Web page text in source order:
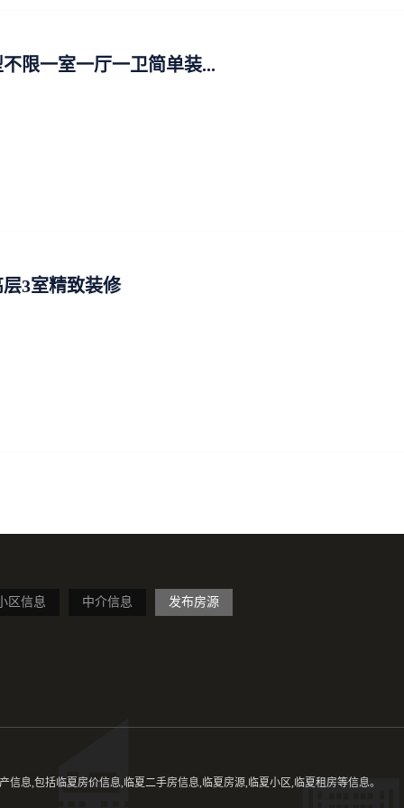
限一室一厅一卫简单装...
3室精致装修
区信息 中介信息 发布房源
息,包括临夏房价信息,临夏二手房信息,临夏房源,临夏小区,临夏租房等信息。